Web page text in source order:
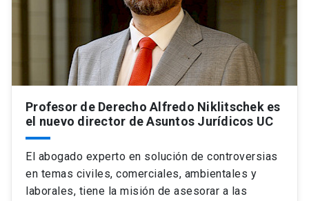
Profesor de Derecho Alfredo Niklitschek es
el nuevo director de Asuntos Jurídicos UC
El abogado experto en solución de controversias
en temas civiles, comerciales, ambientales y
laborales, tiene la misión de asesorar a las